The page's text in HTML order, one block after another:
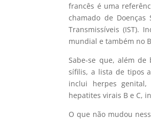
francês é uma
chamado de Doenças
Transmissíveis (IST).
mundial e também no
Sabe-se que, além de
sífilis, a lista de tipos
inclui herpes genital,
hepatites virais B e C,
O que não mudou